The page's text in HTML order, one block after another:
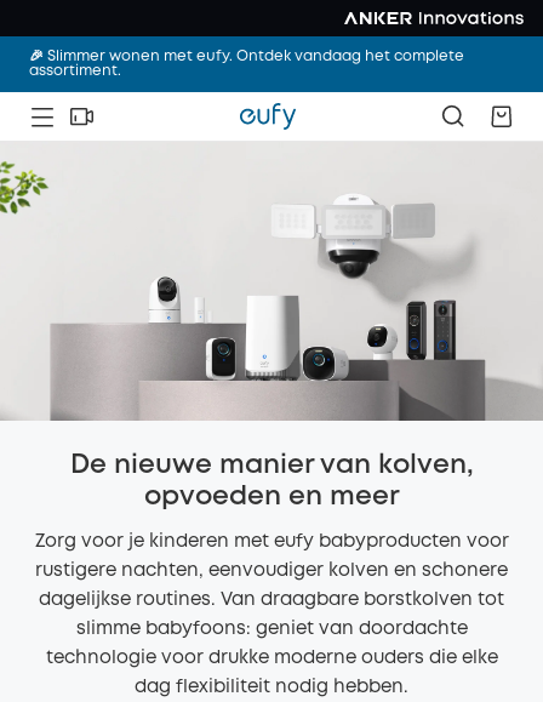
🎉 Slimmer wonen met eufy. Ontdek vandaag het complete
assortiment.
De nieuwe manier van kolven,
opvoeden en meer
Zorg voor je kinderen met eufy babyproducten voor
rustigere nachten, eenvoudiger kolven en schonere
dagelijkse routines. Van draagbare borstkolven tot
slimme babyfoons: geniet van doordachte
technologie voor drukke moderne ouders die elke
dag flexibiliteit nodig hebben.